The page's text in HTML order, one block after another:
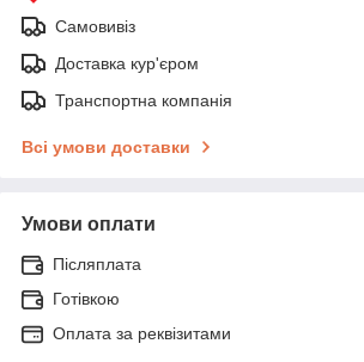
Самовивіз
Доставка кур'єром
Транспортна компанія
Всі умови доставки
Умови оплати
Післяплата
Готівкою
Оплата за реквізитами